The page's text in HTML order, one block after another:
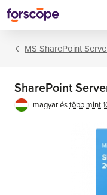
MS SharePoint
SharePoint
magyar éstöbb mint